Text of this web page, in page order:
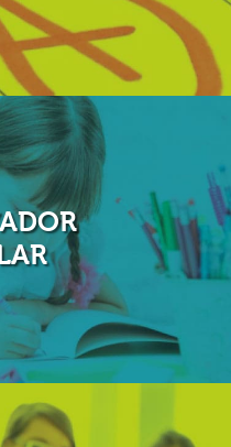
escolares al instante,
al señor de las notas!!
de familia pueden estar
su futuro depende del
que se les brinde.